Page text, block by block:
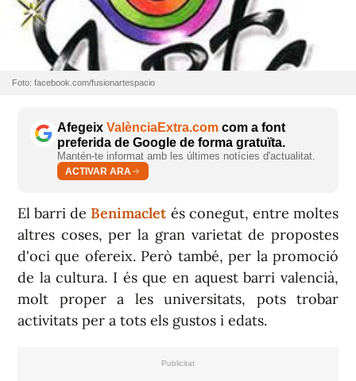
Foto: facebook.com/fusionartespacio
Afegeix ValènciaExtra.com com a font
preferida de Google de forma gratuïta.
Mantén-te informat amb les últimes notícies d'actualitat.
ACTIVAR ARA
El barri de Benimacletés conegut, entre moltes
altres coses, per la gran varietat de propostes
d'oci que ofereix. Però també, per la promoció
de la cultura. I és que en aquest barri valencià,
molt proper a les universitats, pots trobar
activitats per a tots els gustos i edats.